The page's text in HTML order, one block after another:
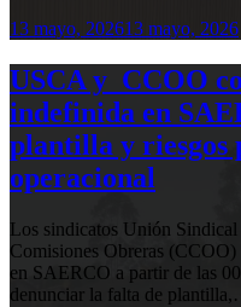
13 mayo, 202613 mayo, 2026
USCA y CCOO
indefinida en
plantilla y riesgos
operacional
Los sindicatos Unión
Comisiones Obreras
en SAERCO a partir de las
denunciar la falta de